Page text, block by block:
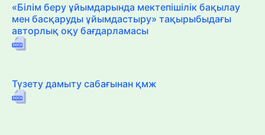
«Білім беру ұйымдарында мектепішілік бақылау
мен басқаруды ұйымдастыру» тақырыбыдағы
авторлық оқу бағдарламасы
Түзету дамыту сабағынан қмж